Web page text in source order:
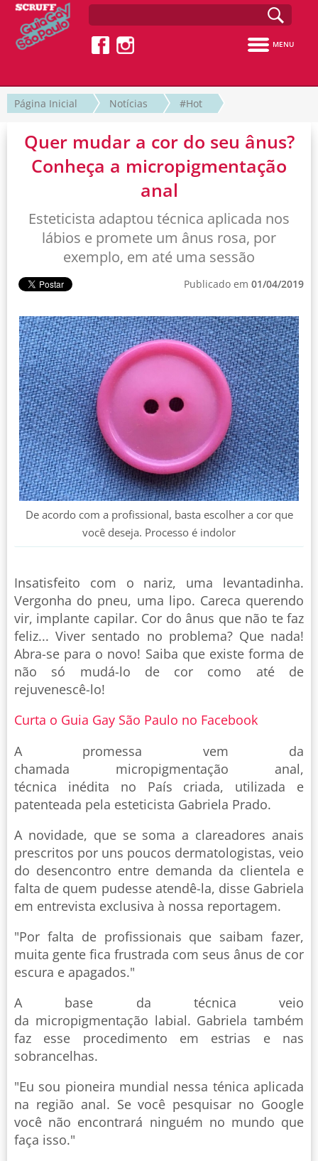
MENU
Página Inicial Notícias #Hot
Quer mudar a cor do seu ânus?
Conheça a micropigmentação
anal
Esteticista adaptou técnica aplicada nos
lábios e promete um ânus rosa, por
exemplo, em até uma sessão
Publicado em 01/04/2019
De acordo com a profissional, basta escolher a cor que
você deseja. Processo é indolor
Insatisfeito com o nariz, uma levantadinha.
Vergonha do pneu, uma lipo. Careca querendo
vir, implante capilar. Cor do ânus que não te faz
feliz... Viver sentado no problema? Que nada!
Abra-se para o novo! Saiba que existe forma de
não só mudá-lo de cor como até de
rejuvenescê-lo!
Curta o Guia Gay São Paulo no Facebook
A promessa vem da
chamada micropigmentação anal,
técnica inédita no País criada, utilizada e
patenteada pela esteticista Gabriela Prado.
A novidade, que se soma a clareadores anais
prescritos por uns poucos dermatologistas, veio
do desencontro entre demanda da clientela e
falta de quem pudesse atendê-la, disse Gabriela
em entrevista exclusiva à nossa reportagem.
"Por falta de profissionais que saibam fazer,
muita gente fica frustrada com seus ânus de cor
escura e apagados."
A base da técnica veio
da micropigmentação labial. Gabriela também
faz esse procedimento em estrias e nas
sobrancelhas.
"Eu sou pioneira mundial nessa ténica aplicada
na região anal. Se você pesquisar no Google
você não encontrará ninguém no mundo que
faça isso."